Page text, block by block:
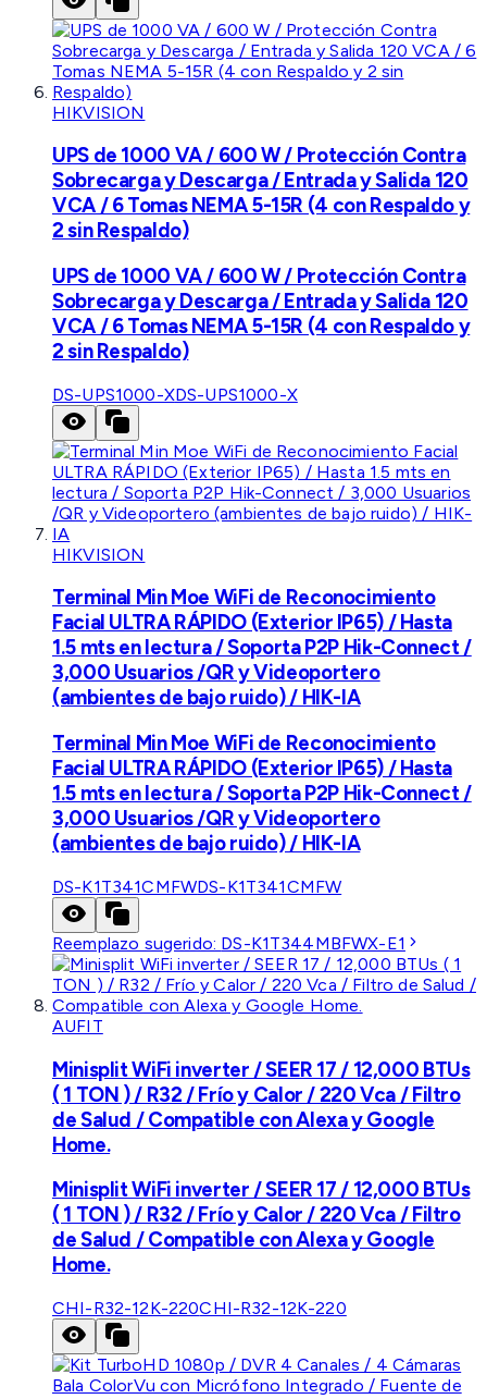
HIKVISION
UPS de 1000 VA / 600 W / Protección Contra
Sobrecarga y Descarga / Entrada y Salida 120
VCA / 6 Tomas NEMA 5-15R (4 con Respaldo y
2 sin Respaldo)
UPS de 1000 VA / 600 W / Protección Contra
Sobrecarga y Descarga / Entrada y Salida 120
VCA / 6 Tomas NEMA 5-15R (4 con Respaldo y
2 sin Respaldo)
DS-UPS1000-XDS-UPS1000-X
HIKVISION
Terminal Min Moe WiFi de Reconocimiento
Facial ULTRA RÁPIDO (Exterior IP65) / Hasta
1.5 mts en lectura / Soporta P2P Hik-Connect /
3,000 Usuarios /QR y Videoportero
(ambientes de bajo ruido) / HIK-IA
Terminal Min Moe WiFi de Reconocimiento
Facial ULTRA RÁPIDO (Exterior IP65) / Hasta
1.5 mts en lectura / Soporta P2P Hik-Connect /
3,000 Usuarios /QR y Videoportero
(ambientes de bajo ruido) / HIK-IA
DS-K1T341CMFWDS-K1T341CMFW
Reemplazo sugerido: DS-K1T344MBFWX-E1
AUFIT
Minisplit WiFi inverter / SEER 17 / 12,000 BTUs
( 1 TON ) / R32 / Frío y Calor / 220 Vca / Filtro
de Salud / Compatible con Alexa y Google
Home.
Minisplit WiFi inverter / SEER 17 / 12,000 BTUs
( 1 TON ) / R32 / Frío y Calor / 220 Vca / Filtro
de Salud / Compatible con Alexa y Google
Home.
CHI-R32-12K-220CHI-R32-12K-220